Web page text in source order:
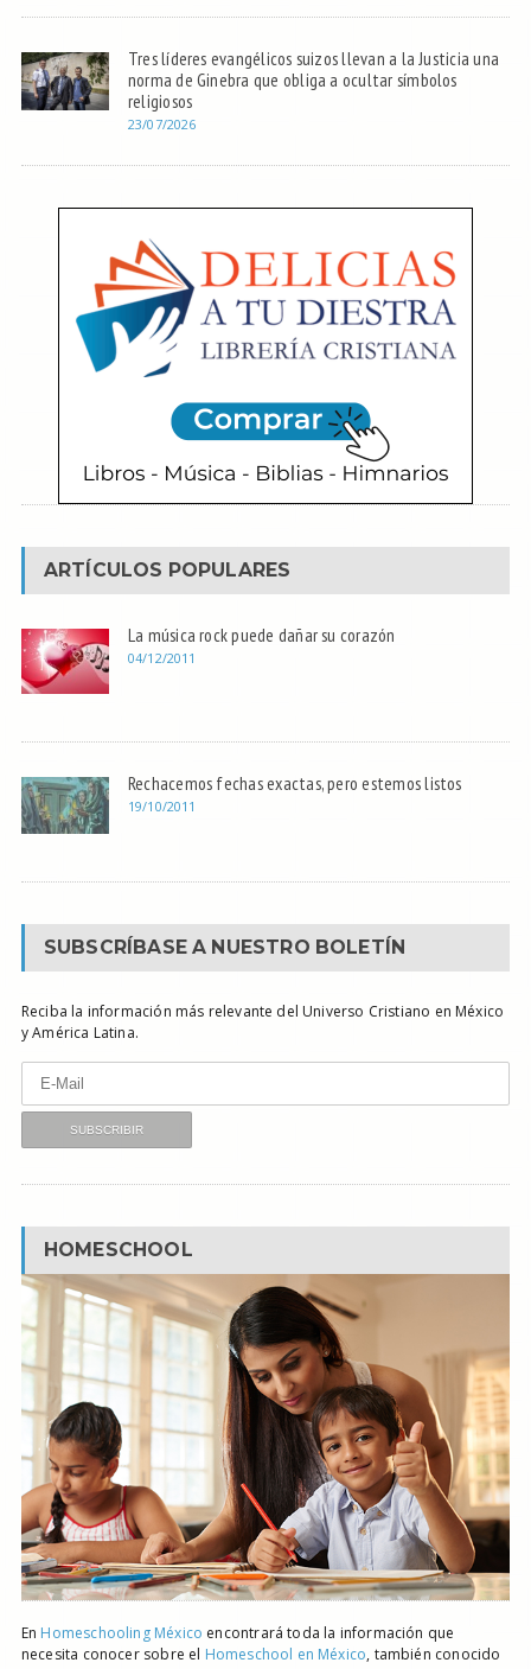
Tres líderes evangélicos suizos llevan a la Justicia una
norma de Ginebra que obliga a ocultar símbolos
religiosos
23/07/2026
ARTÍCULOS POPULARES
La música rock puede dañar su corazón
04/12/2011
Rechacemos fechas exactas, pero estemos listos
19/10/2011
SUBSCRÍBASE A NUESTRO BOLETÍN
Reciba la información más relevante del Universo Cristiano en México
y América Latina.
HOMESCHOOL
En Homeschooling México encontrará toda la información que
necesita conocer sobre el Homeschool en México, también conocido